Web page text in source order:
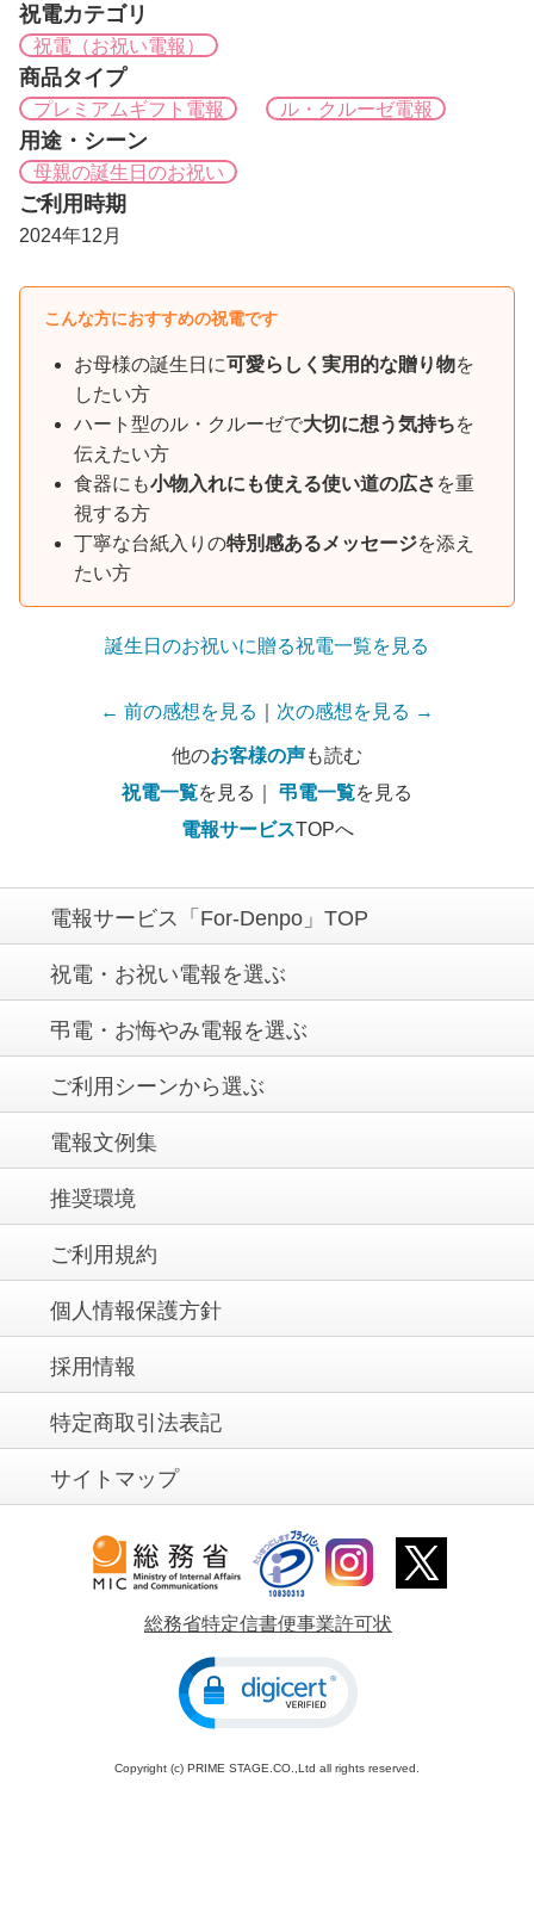
祝電カテゴリ
祝電（お祝い電報）
商品タイプ
プレミアムギフト電報 ル・クルーゼ電報
用途・シーン
母親の誕生日のお祝い
ご利用時期
2024年12月
こんな方におすすめの祝電です
お母様の誕生日に可愛らしく実用的な贈り物を
したい方
ハート型のル・クルーゼで大切に想う気持ちを
伝えたい方
食器にも小物入れにも使える使い道の広さ を重
視する方
丁寧な台紙入りの特別感あるメッセージを添え
たい方
誕生日のお祝いに贈る祝電一覧を見る
← 前の感想を見る 次の感想を見る →
他のお客様の声も読む
祝電一覧を見る｜ 弔電一覧を見る
電報サービスTOPへ
電報サービス「For-Denpo」TOP
祝電・お祝い電報を選ぶ
弔電・お悔やみ電報を選ぶ
ご利用シーンから選ぶ
電報文例集
推奨環境
ご利用規約
個人情報保護方針
採用情報
特定商取引法表記
サイトマップ
総務省特定信書便事業許可状
Copyright (c) PRIME STAGE.CO.,Ltd all rights reserved.